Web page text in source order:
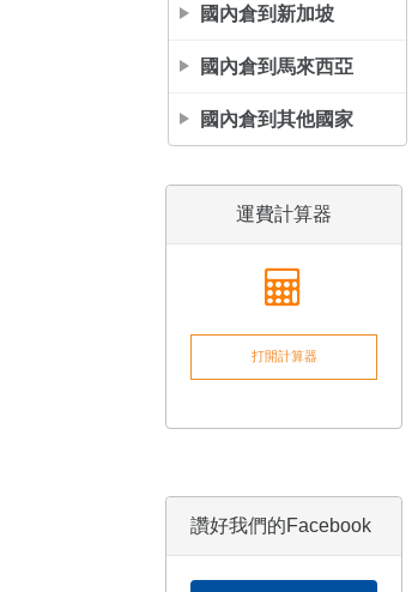
國內倉到新加坡
國內倉到馬來西亞
國內倉到其他國家
運費計算器
打開計算器
讚好我們的Facebook